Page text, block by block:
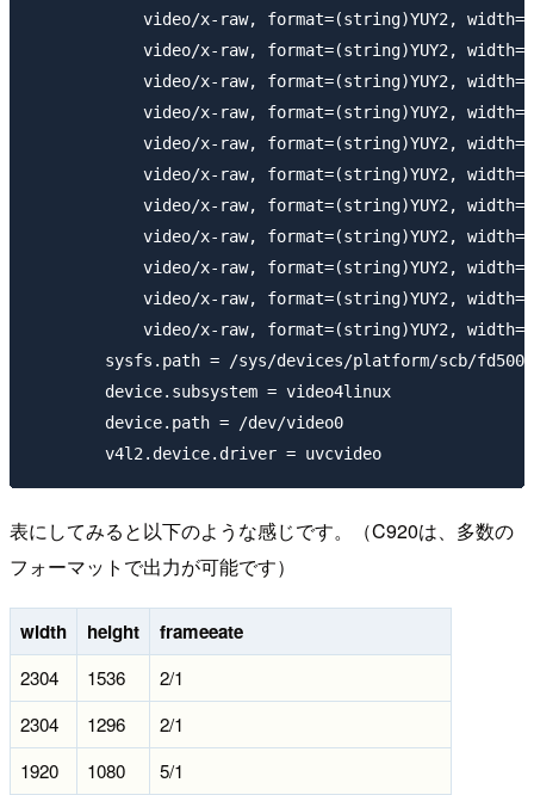
video/x-raw, format=(string)YUY2,
video/x-raw, format=(string)YUY2,
video/x-raw, format=(string)YUY2,
video/x-raw, format=(string)YUY2,
video/x-raw, format=(string)YUY2,
video/x-raw, format=(string)YUY2,
video/x-raw, format=(string)YUY2,
video/x-raw, format=(string)YUY2,
video/x-raw, format=(string)YUY2,
video/x-raw, format=(string)YUY2,
video/x-raw, format=(string)YUY2,
sysfs.path = /sys/devices/platform/scb/
        device.subsystem = video4linux
        device.path = /dev/video0
表にしてみると以下のような感じです。（C920は、多数の
フォーマットで出力が可能です）
width height frameeate
2304 1536
2/1
2304
1296
2/1
1920
1080
5/1